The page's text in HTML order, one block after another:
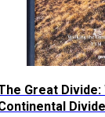
Great Divide: